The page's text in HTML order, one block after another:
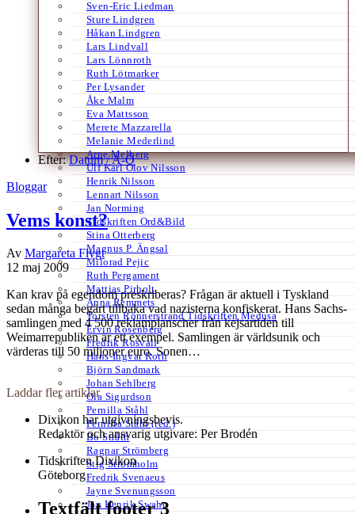
Sven-Eric Liedman
Sture Lindgren
Håkan Lindgren
Lars Lindvall
Lars Lönnroth
Ruth Lötmarker
Per Lysander
Åke Malm
Eva Mattsson
Merete Mazzarella
Melanie Mederlind
Arne Melberg
Ulf Karl Olov Nilsson
Henrik Nilsson
Lennart Nilsson
Jan Norming
Tidskriften Ord&Bild
Stina Otterberg
Magnus P. Ängsal
Milorad Pejic
Ruth Pergament
Mattias Pirholt
Anna Remmets
Torsten Rönnerstrand Tidskriften Medusa
Ervin Rosenberg
Fredrik Rosvall
Hans-Ingvar Roth
Björn Sandmark
Johan Sehlberg
Ola Sigurdson
Pernilla Ståhl
Pernilla Ståhl (red.)
Bo Stråth
Ragnar Strömberg
Stig Strömholm
Fredrik Svenaeus
Jayne Svenungsson
Jan Henrik Swahn
Efter:Datum /A-Ö
Bloggar
Vems konst?
Av Margareta Flygt
12 maj 2009
Kan krav på egendom preskriberas? Frågan är aktuell i Tyskland
sedan många begärt tillbaka vad nazisterna konfiskerat. Hans Sachs-
samlingen med 4 500 reklamplanscher från kejsartiden till
Weimarrepubliken är ett exempel. Samlingen är världsunik och
värderas till 50 miljoner euro. Sonen…
Laddar fler artiklar
Dixikon har utgivningsbevis.
Redaktör och ansvarig utgivare: Per Brodén
Tidskriften Dixikon
Göteborg
Textfält footer 3